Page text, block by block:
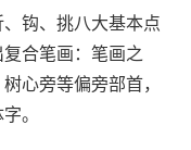
钩、挑八大基本点
合笔画：笔画之
心旁等偏旁部首，
。